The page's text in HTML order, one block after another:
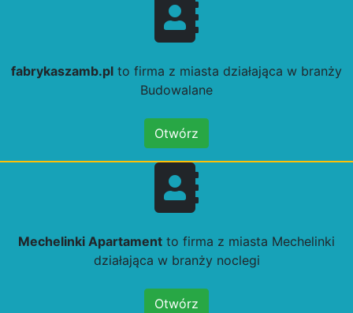
fabrykaszamb.pl to firma z miasta działająca w branży
Budowalane
Otwórz
Mechelinki Apartament to firma z miasta Mechelinki
działająca w branży noclegi
Otwórz